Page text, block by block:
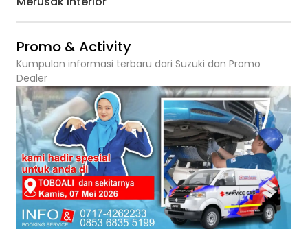
Promo & Activity
Kumpulan informasi terbaru dari Suzuki dan Promo
Dealer